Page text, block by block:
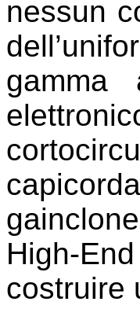
nessun
High-
costruire